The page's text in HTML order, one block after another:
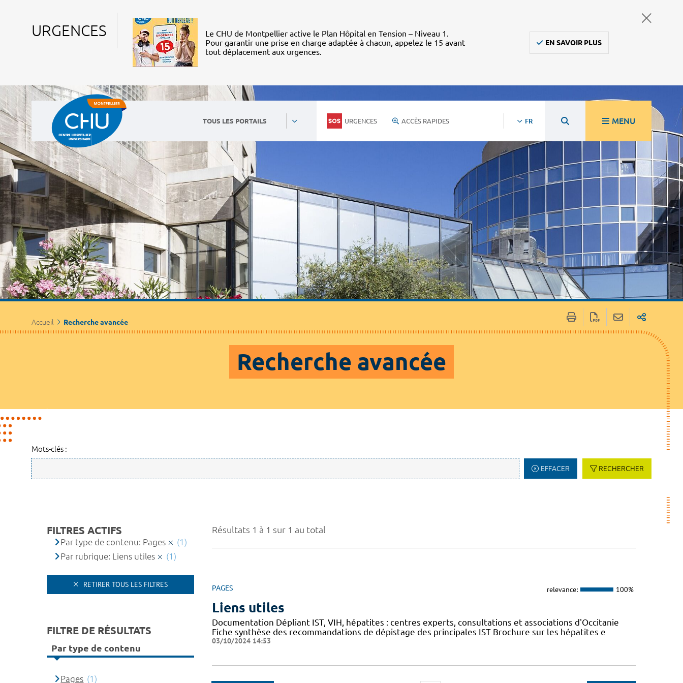
URGENCES
Le CHU de Montpellier active le Plan Hôpital en Tension – Niveau 1.
Pour garantir une prise en charge adaptée à chacun, appelez le 15 avant
tout déplacement aux urgences.
EN SAVOIR PLUS
TOUS LES PORTAILS URGENCES ACCÈS RAPIDES FR MENU
Accueil Recherche avancée
Recherche avancée
Mots-clés :
EFFACER RECHERCHER
Résultats 1 à 1 sur 1 au total
PAGES relevance: 100%
Liens utiles
Documentation Dépliant IST, VIH, hépatites : centres experts, consultations et associations d'Occitanie
Fiche synthèse des recommandations de dépistage des principales IST Brochure sur les hépatites e
03/10/2024 14:53
FILTRES ACTIFS
Par type de contenu: Pages
(1)
Par rubrique: Liens utiles
(1)
RETIRER TOUS LES FILTRES
FILTRE DE RÉSULTATS
Par type de contenu
Pages (1)